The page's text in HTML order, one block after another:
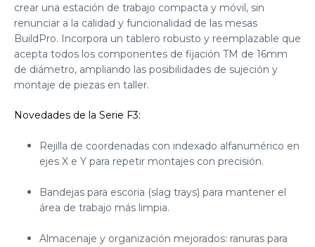
crear una estación de trabajo compacta y móvil, sin
renunciar a la calidad y funcionalidad de las mesas
BuildPro. Incorpora un tablero robusto y reemplazable que
acepta todos los componentes de fijación TM de 16mm
de diámetro, ampliando las posibilidades de sujeción y
montaje de piezas en taller.
Novedades de la Serie F3:
Rejilla de coordenadas con indexado alfanumérico en
ejes X e Y para repetir montajes con precisión.
Bandejas para escoria (slag trays) para mantener el
área de trabajo más limpia.
Almacenaje y organización mejorados: ranuras para